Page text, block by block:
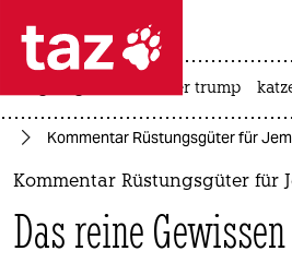
 taz zahl ich
taz zahl ich
politik
usa unter trump
Kommentar Rüstungsgüter für
Kommentar Rüstungsgüter für
Das reine Gewissen